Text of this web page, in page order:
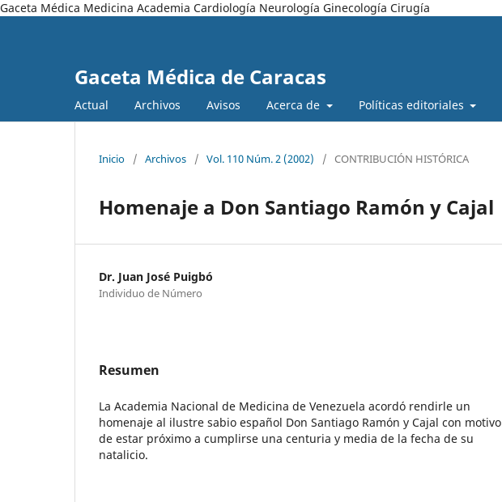
Gaceta Médica Medicina Academia Cardiología Neurología Ginecología Cirugía
Gaceta Médica de Caracas
Actual Archivos Avisos Acerca de Políticas editoriales
Inicio / Archivos / Vol. 110 Núm. 2 (2002) / CONTRIBUCIÓN HISTÓRICA
Homenaje a Don Santiago Ramón y Cajal
Dr. Juan José Puigbó
Individuo de Número
Resumen
La Academia Nacional de Medicina de Venezuela acordó rendirle un
homenaje al ilustre sabio español Don Santiago Ramón y Cajal con motivo
de estar próximo a cumplirse una centuria y media de la fecha de su
natalicio.